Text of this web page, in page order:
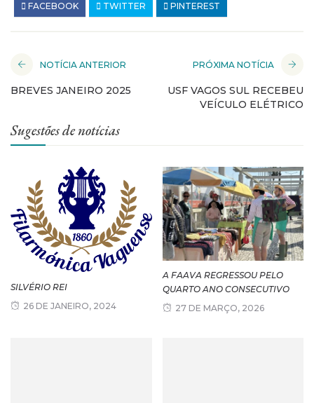
FACEBOOK TWITTER PINTEREST
NOTÍCIA ANTERIOR
BREVES JANEIRO 2025
PRÓXIMA NOTÍCIA
USF VAGOS SUL RECEBEU
VEÍCULO ELÉTRICO
Sugestões de notícias
SILVÉRIO REI
26 DE JANEIRO, 2024
A FAAVA REGRESSOU PELO
QUARTO ANO CONSECUTIVO
27 DE MARÇO, 2026